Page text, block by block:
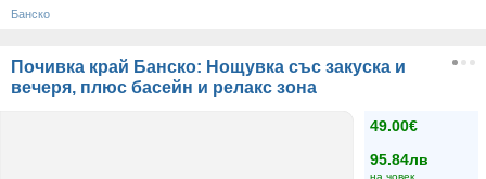
Банско
Почивка край Банско: Нощувка със закуска и
вечеря, плюс басейн и релакс зона
49.00€
95.84лв
на човек